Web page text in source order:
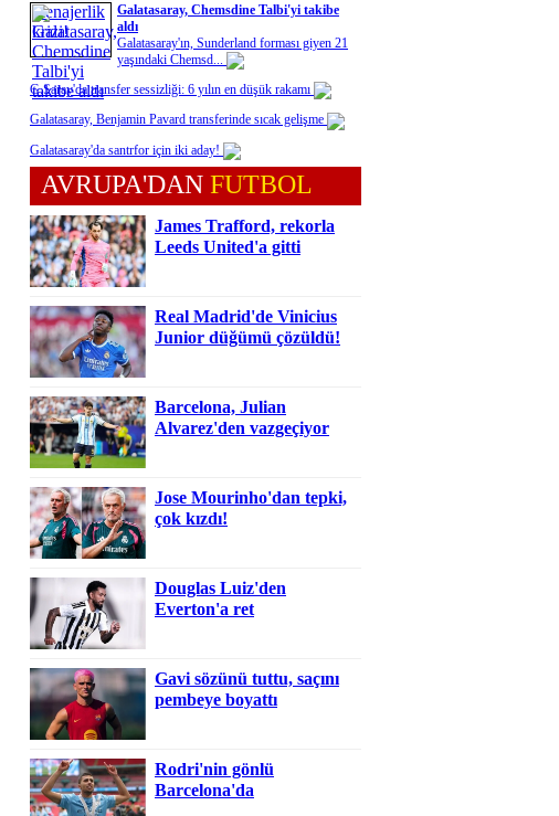
Galatasaray, Chemsdine Talbi'yi takibe
aldı
Galatasaray'ın, Sunderland forması giyen 21
yaşındaki Chemsd...
G.Saray'da transfer sessizliği: 6 yılın en düşük rakamı
Galatasaray, Benjamin Pavard transferinde sıcak gelişme
Galatasaray'da santrfor için iki aday!
AVRUPA'DAN FUTBOL
James Trafford, rekorla
Leeds United'a gitti
Real Madrid'de Vinicius
Junior düğümü çözüldü!
Barcelona, Julian
Alvarez'den vazgeçiyor
Jose Mourinho'dan tepki,
çok kızdı!
Douglas Luiz'den
Everton'a ret
Gavi sözünü tuttu, saçını
pembeye boyattı
Rodri'nin gönlü
Barcelona'da